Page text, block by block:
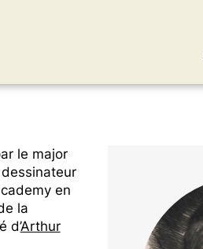
le major
en
la
d’Arthur